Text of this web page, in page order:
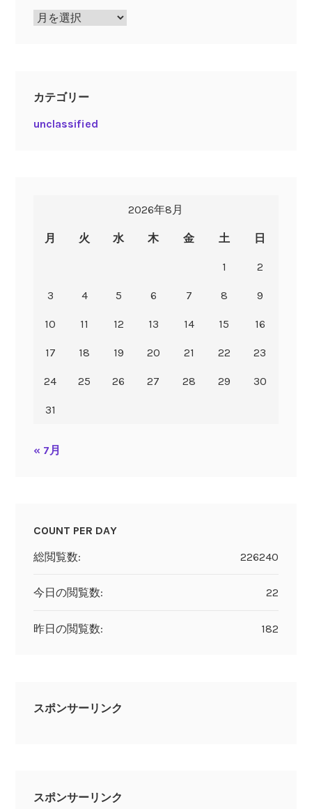
ア
カテゴリー
unclassified
2026年8月
月 火 水 木 金 土 日
1 2
3 4 5 6 7 8 9
10 11 12 13 14 15 16
17 18 19 20 21 22 23
24 25 26 27 28 29 30
31
« 7月
COUNT PER DAY
226240
総閲覧数:
22
今日の閲覧数:
182
昨日の閲覧数:
スポンサーリンク
スポンサーリンク